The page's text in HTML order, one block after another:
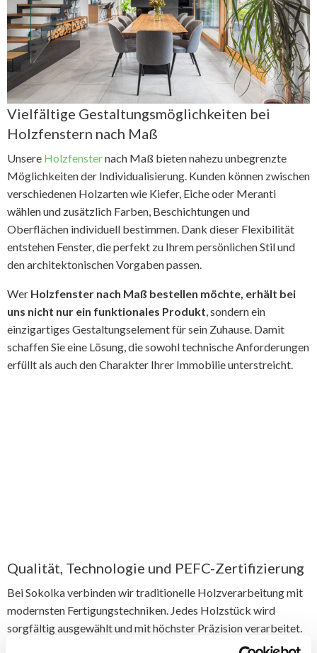
Vielfältige Gestaltungsmöglichkeiten bei
Holzfenstern nach Maß
Unsere Holzfensternach Maß bieten nahezu unbegrenzte
Möglichkeiten der Individualisierung. Kunden können zwischen
verschiedenen Holzarten wie Kiefer, Eiche oder Meranti
wählen und zusätzlich Farben, Beschichtungen und
Oberflächen individuell bestimmen. Dank dieser Flexibilität
entstehen Fenster, die perfekt zu Ihrem persönlichen Stil und
den architektonischen Vorgaben passen.
Wer Holzfenster nach Maß bestellen möchte, erhält bei
uns nicht nur ein funktionales Produkt, sondern ein
einzigartiges Gestaltungselement für sein Zuhause. Damit
schaffen Sie eine Lösung, die sowohl technische Anforderungen
erfüllt als auch den Charakter Ihrer Immobilie unterstreicht.
Qualität, Technologie und PEFC-Zertifizierung
Bei Sokolka verbinden wir traditionelle Holzverarbeitung mit
modernsten Fertigungstechniken. Jedes Holzstück wird
sorgfältig ausgewählt und mit höchster Präzision verarbeitet.
Dadurch erreichen wir nicht nur eine hervorragende Stabilität